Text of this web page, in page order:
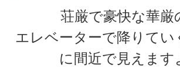
荘厳で豪快な華厳
エレベーターで降りてい
に間近で見えます